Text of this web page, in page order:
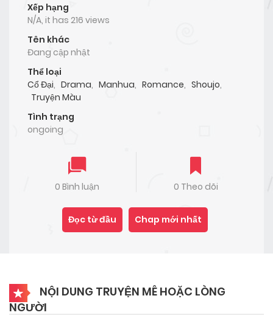
Xếp hạng
N/A, it has 216 views
Tên khác
Đang cập nhật
Thể loại
Cổ Đại, Drama, Manhua, Romance, Shoujo,
Truyện Màu
Tình trạng
ongoing
0 Bình luận 0 Theo dõi
Đọc từ đầu Chap mới nhất
NỘI DUNG TRUYỆN MÊ HOẶC LÒNG
NGƯỜI